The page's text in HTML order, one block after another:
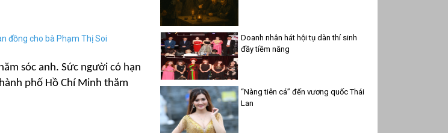
đồng cho bà Phạm Thị Soi
sóc anh. Sức người có hạn
phố Hồ Chí Minh thăm
Doanh nhân hát hội tụ dàn thí sinh
đầy tiềm năng
“Nàng tiên cá” đến vương quốc Thái
Lan